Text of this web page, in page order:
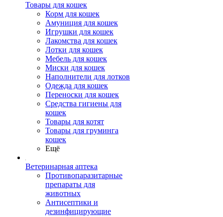
Товары для кошек
Корм для кошек
Амуниция для кошек
Игрушки для кошек
Лакомства для кошек
Лотки для кошек
Мебель для кошек
Миски для кошек
Наполнители для лотков
Одежда для кошек
Переноски для кошек
Средства гигиены для
кошек
Товары для котят
Товары для груминга
кошек
Ещё
Ветеринарная аптека
Противопаразитарные
препараты для
животных
Антисептики и
дезинфицирующие